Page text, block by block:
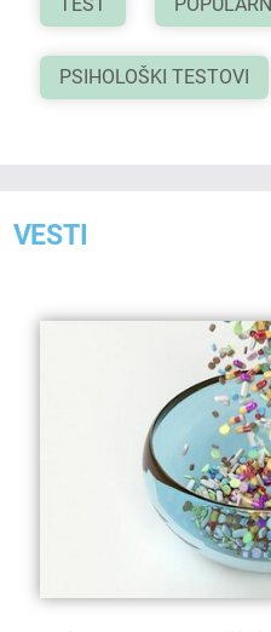
PSIHOLOŠKI TESTOVI
VESTI